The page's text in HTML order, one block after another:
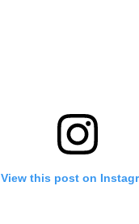
View this post on